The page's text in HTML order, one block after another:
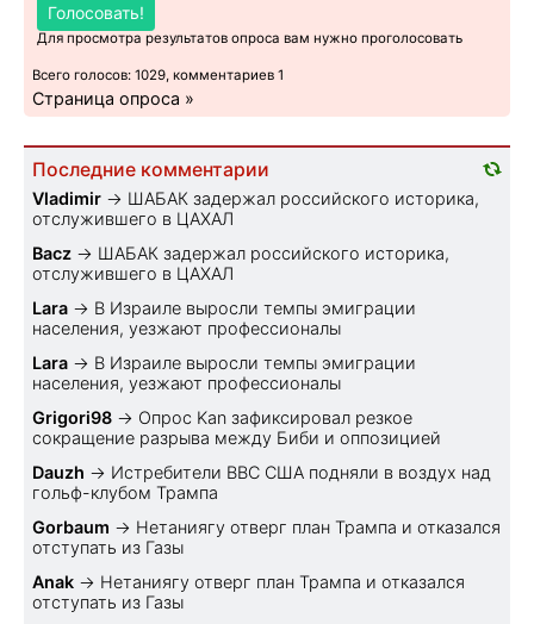
Голосовать!
Для просмотра результатов опроса вам нужно проголосовать
Всего голосов: 1029, комментариев 1
Страница опроса »
Последние комментарии
Vladimir → ШАБАК задержал российского историка,
отслужившего в ЦАХАЛ
Bacz → ШАБАК задержал российского историка,
отслужившего в ЦАХАЛ
Lara → В Израиле выросли темпы эмиграции
населения, уезжают профессионалы
Lara → В Израиле выросли темпы эмиграции
населения, уезжают профессионалы
Grigori98 → Опрос Kan зафиксировал резкое
сокращение разрыва между Биби и оппозицией
Dauzh → Истребители ВВС США подняли в воздух над
гольф-клубом Трампа
Gorbaum → Нетаниягу отверг план Трампа и отказался
отступать из Газы
Anak → Нетаниягу отверг план Трампа и отказался
отступать из Газы